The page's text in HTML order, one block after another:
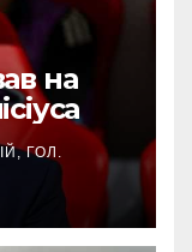
на
ГОЛ.